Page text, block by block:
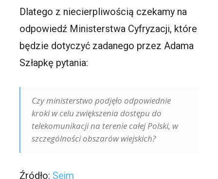
Dlatego z niecierpliwością czekamy na
odpowiedź Ministerstwa Cyfryzacji, które
będzie dotyczyć zadanego przez Adama
Szłapkę pytania:
Czy ministerstwo podjęło odpowiednie
kroki w celu zwiększenia dostępu do
telekomunikacji na terenie całej Polski, w
szczególności obszarów wiejskich?
Źródło: Sejm